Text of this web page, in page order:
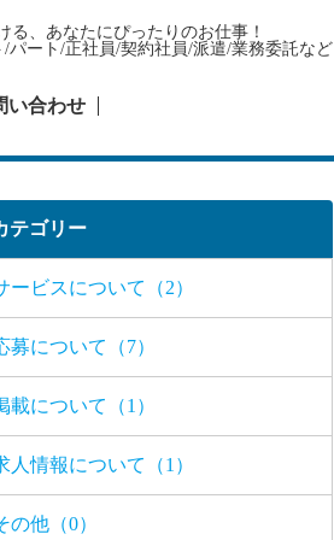
つける、あなたにぴったりのお仕事！
ート/正社員/契約社員/派遣/業務委託など
い合わせ
テゴリー
ービスについて（2）
募について（7）
載について（1）
人情報について（1）
の他（0）